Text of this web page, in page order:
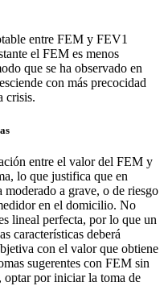
entre FEM y FEV1
el FEM es menos
que se ha observado en
con más precocidad
crisis.
entre el valor del FEM y
lo que justifica que en
moderado a grave, o de riesgo
en el domicilio. No
lineal perfecta, por lo que un
características deberá
con el valor que obtiene
sugerentes con FEM sin
optar por iniciar la toma de